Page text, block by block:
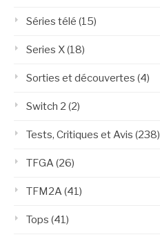
Séries télé (15)
Series X(18)
Sorties et découvertes (4)
Switch 2 (2)
Tests, Critiques et Avis (238)
TFGA(26)
TFM2A(41)
Tops (41)